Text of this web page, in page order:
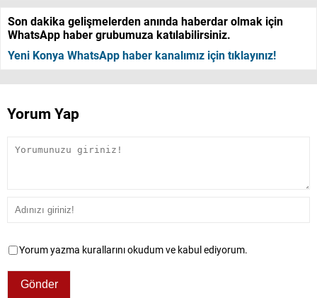
Son dakika gelişmelerden anında haberdar olmak için
WhatsApp haber grubumuza katılabilirsiniz.
Yeni Konya WhatsApp haber kanalımız için tıklayınız!
Yorum Yap
Yorum yazma kurallarını okudum ve kabul ediyorum.